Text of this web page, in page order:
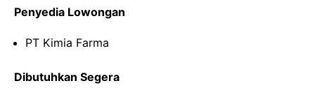
Penyedia Lowongan
PT Kimia Farma
Dibutuhkan Segera